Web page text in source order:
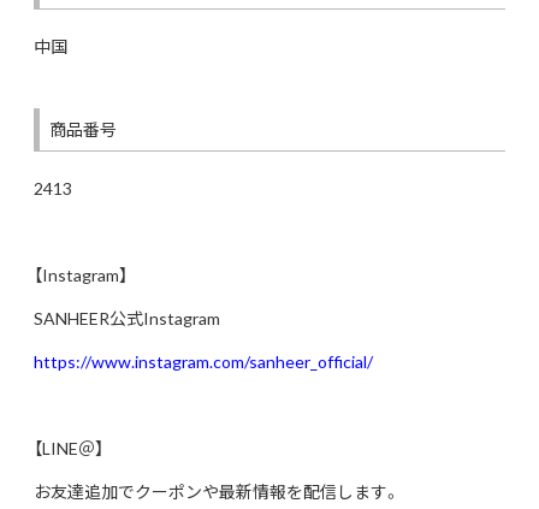
中国
商品番号
2413
【Instagram】
SANHEER公式Instagram
https://www.instagram.com/sanheer_official/
【LINE＠】
お友達追加でクーポンや最新情報を配信します。